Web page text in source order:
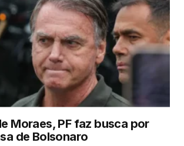
Moraes, PF faz busca por
de Bolsonaro